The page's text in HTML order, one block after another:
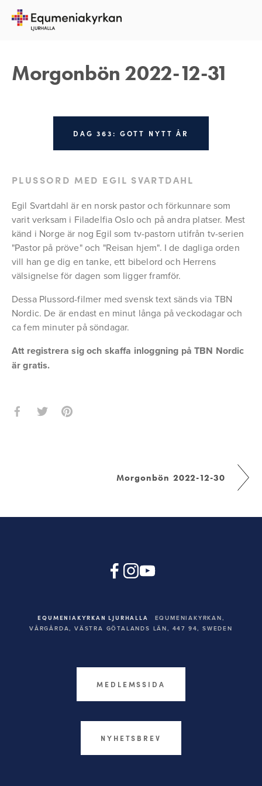
Morgonbön 2022-12-31
DAG 363: GOTT NYTT ÅR
PLUSSORD MED EGIL SVARTDAHL
Egil Svartdahl är en norsk pastor och förkunnare som
varit verksam i Filadelfia Oslo och på andra platser. Mest
känd i Norge är nog Egil som tv-pastorn utifrån tv-serien
"Pastor på pröve" och "Reisan hjem". I de dagliga orden
vill han ge dig en tanke, ett bibelord och Herrens
välsignelse för dagen som ligger framför.
Dessa Plussord-filmer med svensk text sänds via TBN
Nordic. De är endast en minut långa på veckodagar och
ca fem minuter på söndagar.
Att registrera sig och skaffa inloggning på TBN Nordic
är gratis.
31 DECEMBER 2022
Morgonbön 2022-12-30
EQUMENIAKYRKAN LJURHALLA
EQUMENIAKYRKAN,
VÅRGÅRDA, VÄSTRA GÖTALANDS LÄN, 447 94, SWEDEN
MEDLEMSSIDA
NYHETSBREV